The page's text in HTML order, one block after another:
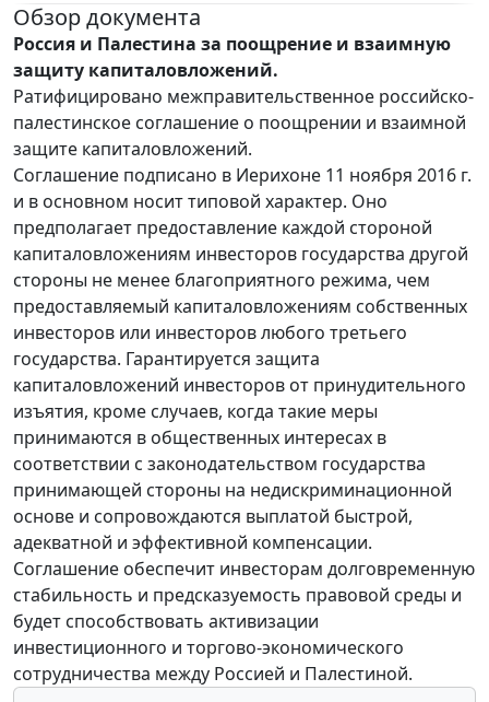
Обзор документа
Россия и Палестина за поощрение и взаимную
защиту капиталовложений.
Ратифицировано межправительственное российско-
палестинское соглашение о поощрении и взаимной
защите капиталовложений.
Соглашение подписано в Иерихоне 11 ноября 2016 г.
и в основном носит типовой характер. Оно
предполагает предоставление каждой стороной
капиталовложениям инвесторов государства другой
стороны не менее благоприятного режима, чем
предоставляемый капиталовложениям собственных
инвесторов или инвесторов любого третьего
государства. Гарантируется защита
капиталовложений инвесторов от принудительного
изъятия, кроме случаев, когда такие меры
принимаются в общественных интересах в
соответствии с законодательством государства
принимающей стороны на недискриминационной
основе и сопровождаются выплатой быстрой,
адекватной и эффективной компенсации.
Соглашение обеспечит инвесторам долговременную
стабильность и предсказуемость правовой среды и
будет способствовать активизации
инвестиционного и торгово-экономического
сотрудничества между Россией и Палестиной.